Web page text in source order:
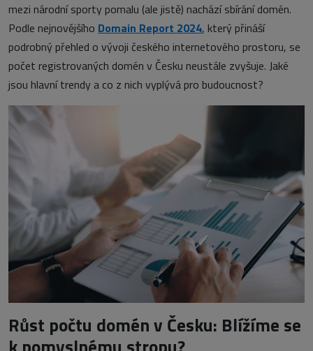
mezi národní sporty pomalu (ale jistě) nachází sbírání domén.
Podle nejnovějšího Domain Report 2024, který přináší
podrobný přehled o vývoji českého internetového prostoru, se
počet registrovaných domén v Česku neustále zvyšuje. Jaké
jsou hlavní trendy a co z nich vyplývá pro budoucnost?
Růst počtu domén v Česku: Blížíme se